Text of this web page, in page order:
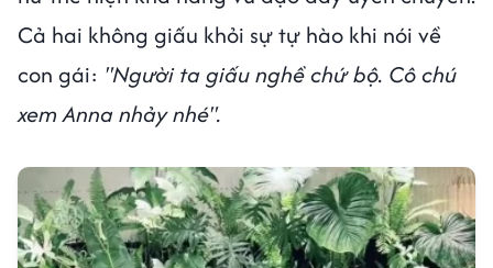
Cả hai không giấu khỏi sự tự hào khi nói về
con gái: "Người ta giấu nghề chứ bộ. Cô chú
xem Anna nhảy nhé".